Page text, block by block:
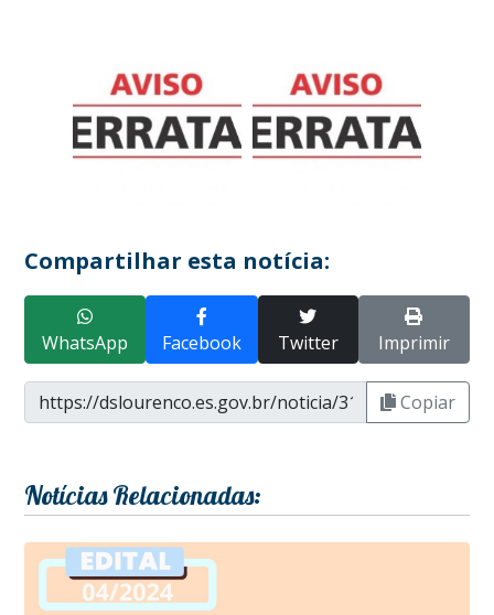
Compartilhar esta notícia:
WhatsApp Facebook Twitter Imprimir
Copiar
Notícias Relacionadas: